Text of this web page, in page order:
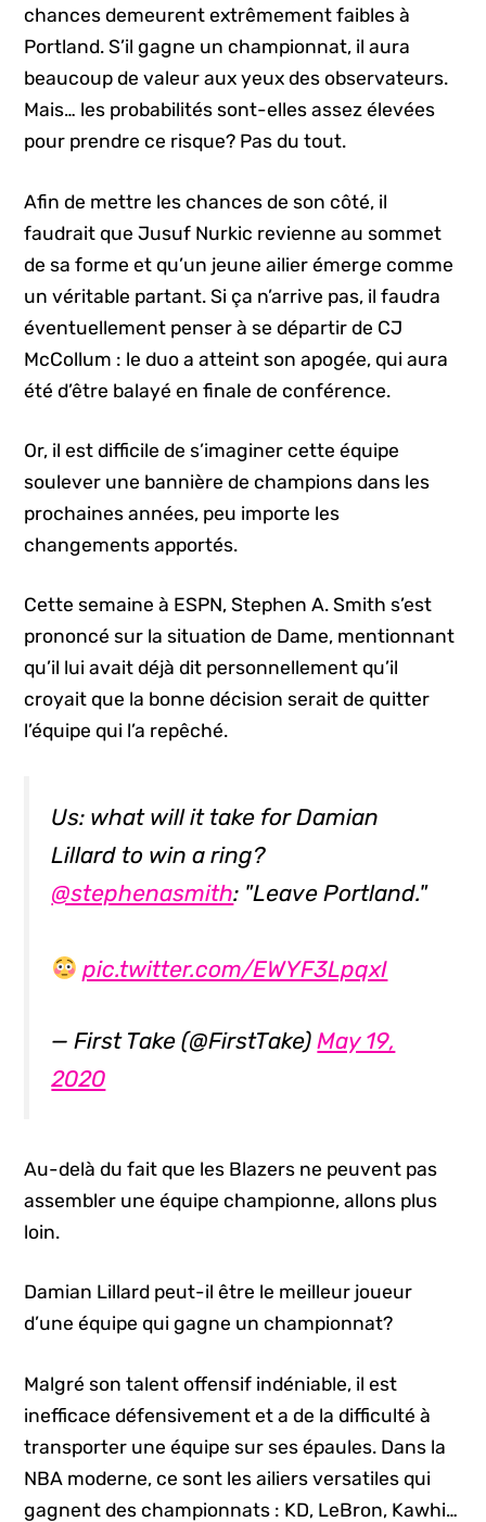
chances demeurent extrêmement faibles à
Portland. S’il gagne un championnat, il aura
beaucoup de valeur aux yeux des observateurs.
Mais… les probabilités sont-elles assez élevées
pour prendre ce risque? Pas du tout.
Afin de mettre les chances de son côté, il
faudrait que Jusuf Nurkic revienne au sommet
de sa forme et qu’un jeune ailier émerge comme
un véritable partant. Si ça n’arrive pas, il faudra
éventuellement penser à se départir de CJ
McCollum : le duo a atteint son apogée, qui aura
été d’être balayé en finale de conférence.
Or, il est difficile de s’imaginer cette équipe
soulever une bannière de champions dans les
prochaines années, peu importe les
changements apportés.
Cette semaine à ESPN, Stephen A. Smith s’est
prononcé sur la situation de Dame, mentionnant
qu’il lui avait déjà dit personnellement qu’il
croyait que la bonne décision serait de quitter
l’équipe qui l’a repêché.
Us: what will it take for Damian
Lillard to win a ring?
@stephenasmith: "Leave Portland."
pic.twitter.com/EWYF3LpqxI
— First Take (@FirstTake)May 19,
2020
Au-delà du fait que les Blazers ne peuvent pas
assembler une équipe championne, allons plus
loin.
Damian Lillard peut-il être le meilleur joueur
d’une équipe qui gagne un championnat?
Malgré son talent offensif indéniable, il est
inefficace défensivement et a de la difficulté à
transporter une équipe sur ses épaules. Dans la
NBA moderne, ce sont les ailiers versatiles qui
gagnent des championnats : KD, LeBron, Kawhi…